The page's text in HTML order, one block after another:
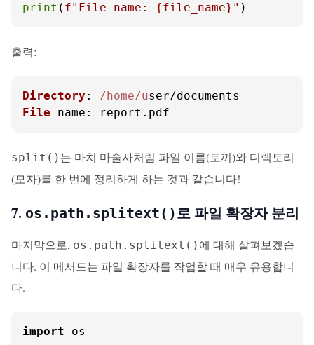
print ( f"File name: {file_name} " )
출력:
Directory : /home/u
File
name : report. pdf
split() 는 마치 마술사처럼 파일 이름(토끼)와 디렉토리
(모자)를 한 번에 정리하게 하는 것과 같습니다!
7. os.path.splitext()로 파일 확장자 분리
마지막으로, os.path.splitext() 에 대해 살펴보겠습
니다. 이 메서드는 파일 확장자를 작업할 때 매우 유용합니
다.
import os